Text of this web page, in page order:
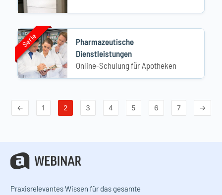
Serie
Serie
Pharmazeutische
Dienstleistungen
Online-Schulung für Apotheken
← 1 2 3 4 5 6 7 →
Praxisrelevantes Wissen für das gesamte